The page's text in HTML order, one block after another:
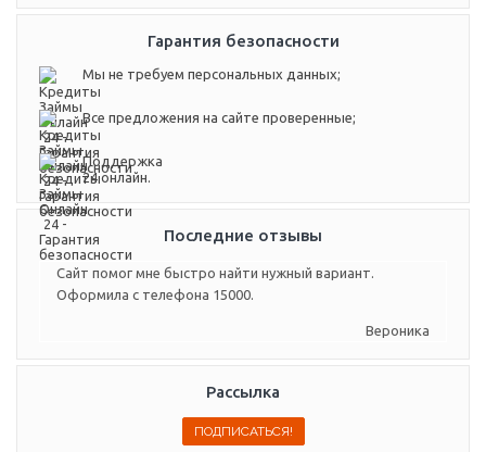
Гарантия безопасности
Мы не требуем персональных данных;
Все предложения на сайте проверенные;
Поддержка
24 онлайн.
Последние отзывы
Сайт помог мне быстро найти нужный вариант.
Оформила с телефона 15000.
Вероника
Рассылка